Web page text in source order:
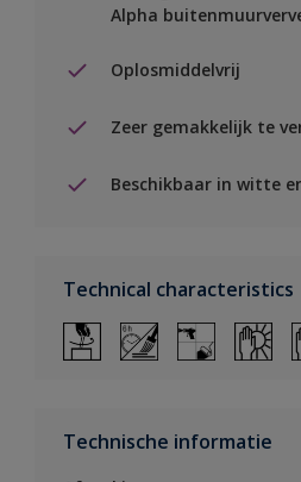
Alpha
Oplosmiddelvrij
Zeer gemakkelijk te
Beschikbaar in witte
Technical characteristics
Technische informatie